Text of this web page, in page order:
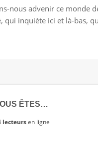
RESTE
UN
nous advenir ce monde
qui inquiète ici et là-bas,
ÊTES…
lecteursen ligne